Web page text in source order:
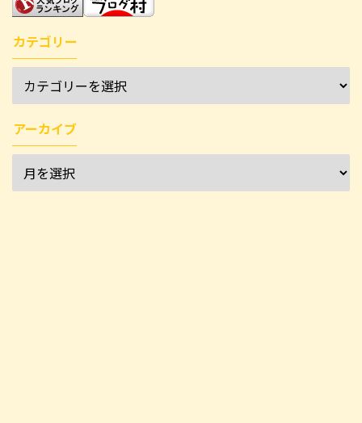
カテゴリー
アーカイブ